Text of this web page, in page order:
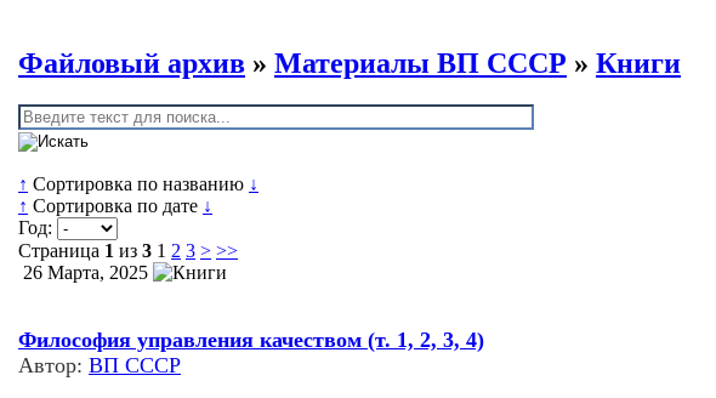
Файловый архив » Материалы ВП СССР » Книги
↑ Сортировка по названию ↓
↑ Сортировка по дате ↓
Год:
Страница 1 из 3 1 2 3 > >>
26 Марта, 2025
Философия управления качеством (т. 1, 2, 3, 4)
Автор: ВП СССР